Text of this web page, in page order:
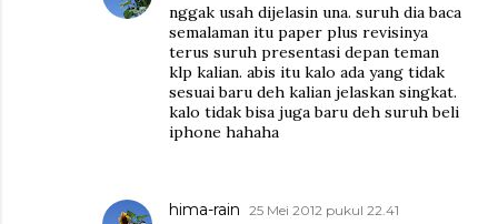
nggak usah dijelasin una. suruh dia baca
semalaman itu paper plus revisinya
terus suruh presentasi depan teman
klp kalian. abis itu kalo ada yang tidak
sesuai baru deh kalian jelaskan singkat.
kalo tidak bisa juga baru deh suruh beli
iphone hahaha
hima-rain 25 Mei 2012 pukul 22.41